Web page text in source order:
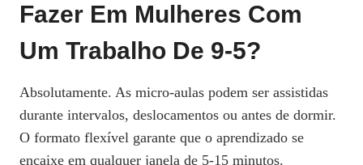
Fazer Em Mulheres Com
Um Trabalho De 9‑5?
Absolutamente. As micro‑aulas podem ser assistidas
durante intervalos, deslocamentos ou antes de dormir.
O formato flexível garante que o aprendizado se
encaixe em qualquer janela de 5‑15 minutos.